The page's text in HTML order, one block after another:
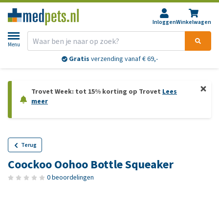
InloggenWinkelwagen
Menu
Gratis verzending vanaf € 69,-
Trovet Week: tot 15% korting op Trovet Lees
meer
Terug
Coockoo Oohoo Bottle Squeaker
0 beoordelingen